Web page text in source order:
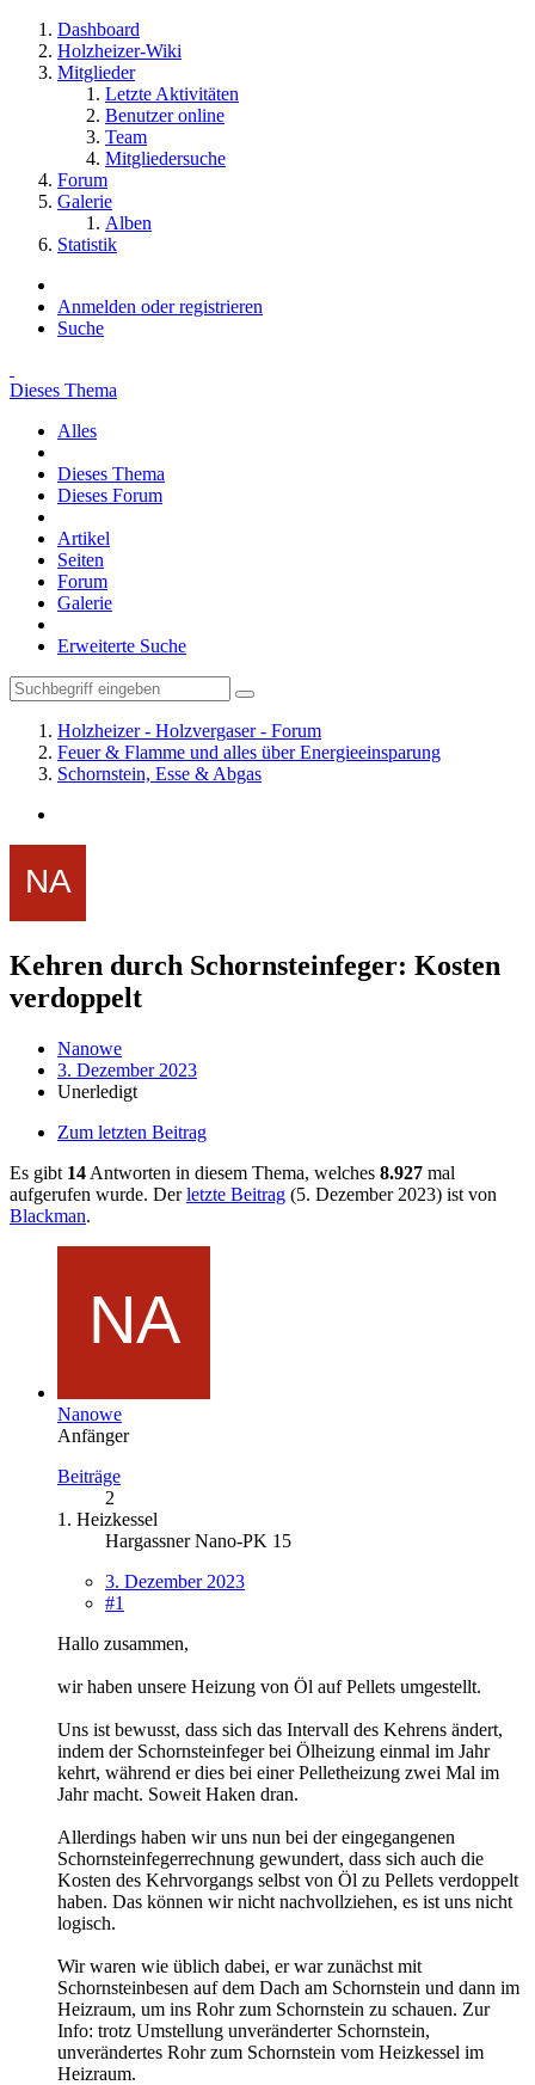
Dashboard
Holzheizer-Wiki
Mitglieder
Letzte Aktivitäten
Benutzer online
Team
Mitgliedersuche
Forum
Galerie
Alben
Statistik
Anmelden oder registrieren
Suche
Dieses Thema
Alles
Dieses Thema
Dieses Forum
Artikel
Seiten
Forum
Galerie
Erweiterte Suche
Holzheizer - Holzvergaser - Forum
Feuer & Flamme und alles über Energieeinsparung
Schornstein, Esse & Abgas
Kehren durch Schornsteinfeger: Kosten
verdoppelt
Nanowe
3. Dezember 2023
Unerledigt
Zum letzten Beitrag
Es gibt 14 Antworten in diesem Thema, welches 8.927 mal
aufgerufen wurde. Derletzte Beitrag (5. Dezember 2023) ist von
Blackman.
Nanowe
Anfänger
Beiträge
2
1. Heizkessel
Hargassner Nano-PK 15
3. Dezember 2023
#1
Hallo zusammen,
wir haben unsere Heizung von Öl auf Pellets umgestellt.
Uns ist bewusst, dass sich das Intervall des Kehrens ändert,
indem der Schornsteinfeger bei Ölheizung einmal im Jahr
kehrt, während er dies bei einer Pelletheizung zwei Mal im
Jahr macht. Soweit Haken dran.
Allerdings haben wir uns nun bei der eingegangenen
Schornsteinfegerrechnung gewundert, dass sich auch die
Kosten des Kehrvorgangs selbst von Öl zu Pellets verdoppelt
haben. Das können wir nicht nachvollziehen, es ist uns nicht
logisch.
Wir waren wie üblich dabei, er war zunächst mit
Schornsteinbesen auf dem Dach am Schornstein und dann im
Heizraum, um ins Rohr zum Schornstein zu schauen. Zur
Info: trotz Umstellung unveränderter Schornstein,
unverändertes Rohr zum Schornstein vom Heizkessel im
Heizraum.